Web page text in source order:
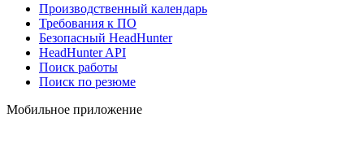
Производственный календарь
Требования к ПО
Безопасный HeadHunter
HeadHunter API
Поиск работы
Поиск по резюме
Мобильное приложение